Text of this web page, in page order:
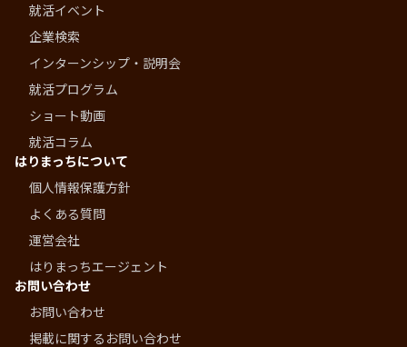
就活イベント
企業検索
インターンシップ・説明会
就活プログラム
ショート動画
就活コラム
はりまっちについて
個人情報保護方針
よくある質問
運営会社
はりまっちエージェント
お問い合わせ
お問い合わせ
掲載に関するお問い合わせ